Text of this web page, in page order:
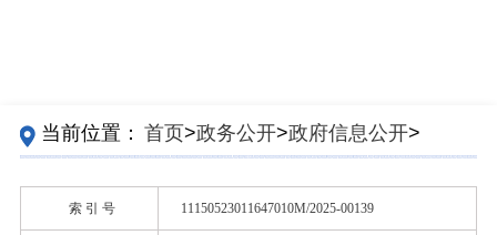
当前位置： 首页>政务公开>政府信息公开>
策>···
索 引 号 11150523011647010M/2025-00139